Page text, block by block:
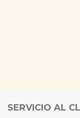
SERVICIO AL